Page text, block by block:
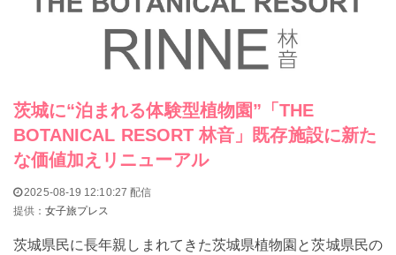
茨城に“泊まれる体験型植物園”「THE
BOTANICAL RESORT 林音」既存施設に新た
な価値加えリニューアル
2025-08-19 12:10:27 配信
提供：女子旅プレス
茨城県民に長年親しまれてきた茨城県植物園と茨城県民の